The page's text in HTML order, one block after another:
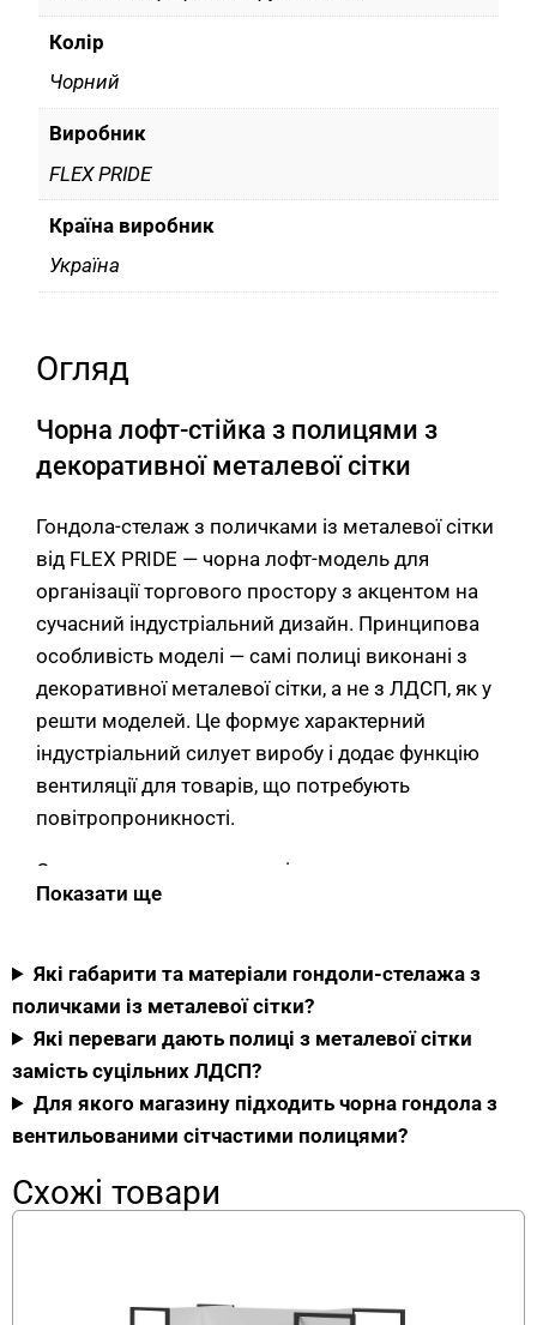
Колір
Чорний
Виробник
FLEX PRIDE
Країна виробник
Україна
Огляд
Чорна лофт-стійка з полицями з
декоративної металевої сітки
Гондола-стелаж з поличками із металевої сітки
від FLEX PRIDE — чорна лофт-модель для
організації торгового простору з акцентом на
сучасний індустріальний дизайн. Принципова
особливість моделі — самі полиці виконані з
декоративної металевої сітки, а не з ЛДСП, як у
решти моделей. Це формує характерний
індустріальний силует виробу і додає функцію
вентиляції для товарів, що потребують
повітропроникності.
Єдина гондола у моноколірному чорному
виконанні без двоколірних комбінацій.
стандартну острівну стійку, висота 1500 мм
залишається в комфортній зоні огляду.
Сітчасті полиці як ключова
конструктивна особливість
виконує дві функціональні задачі. Перша —
важливо для товарних категорій, де застій
Показати ще
Які габарити та матеріали гондоли-стелажа з
поличками із металевої сітки?
Які переваги дають полиці з металевої сітки
замість суцільних ЛДСП?
Для якого магазину підходить чорна гондола з
вентильованими сітчастими полицями?
Схожі товари